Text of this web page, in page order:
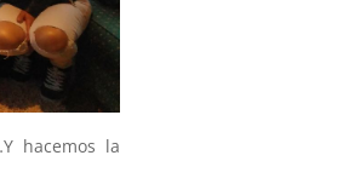
hacemos la